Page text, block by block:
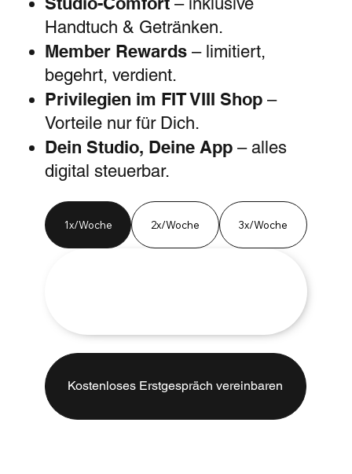
Handtuch & Getränken.
Member Rewards – limitiert,
begehrt, verdient.
Privilegien im FIT VIII Shop –
Vorteile nur für Dich.
Dein Studio, Deine App – alles
digital steuerbar.
1x/Woche 2x/Woche 3x/Woche
Kostenloses Erstgespräch vereinbaren